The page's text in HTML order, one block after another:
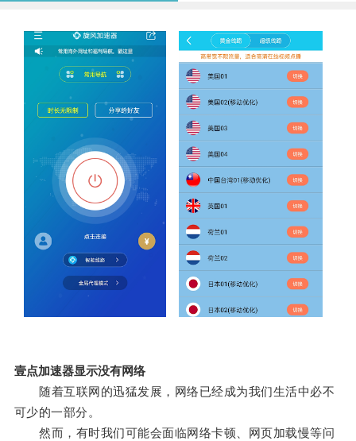
壹点加速器显示没有网络
随着互联网的迅猛发展，网络已经成为我们生活中必不
可少的一部分。
然而，有时我们可能会面临网络卡顿、网页加载慢等问